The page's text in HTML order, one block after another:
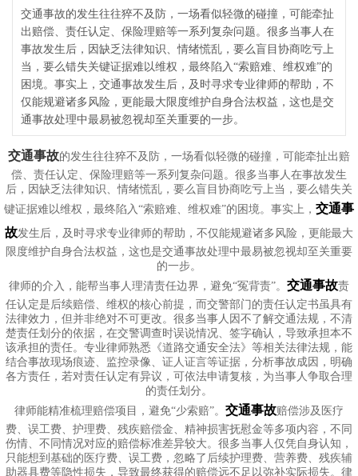
交通事故的发生往往猝不及防，一场看似轻微的碰撞，可能牵扯
出赔偿、责任认定、保险理赔等一系列复杂问题。很多当事人在
事故发生后，因缺乏法律知识、情绪慌乱，要么盲目协商吃亏上
当，要么错失关键证据难以维权，最终陷入“索赔难、维权难”的
困境。事实上，交通事故发生后，及时寻求专业律师的帮助，不
仅能规避诸多风险，更能最大限度维护自身合法权益，这也是交
通事故处理中最易被忽视却至关重要的一步。
交通事故的发生往往猝不及防，一场看似轻微的碰撞，可能牵扯出赔
偿、责任认定、保险理赔等一系列复杂问题。很多当事人在事故发生
后，因缺乏法律知识、情绪慌乱，要么盲目协商吃亏上当，要么错失关
键证据难以维权，最终陷入“索赔难、维权难”的困境。事实上， 交通事
故发生后，及时寻求专业律师的帮助，不仅能规避诸多风险，更能最大
限度维护自身合法权益，这也是交通事故处理中最易被忽视却至关重要
的一步。
律师的介入，能帮当事人理清责任边界，避免“冤背责”。 交通事故责
任认定是后续赔偿、维权的核心前提，而交警部门的责任认定书虽具有
法律效力，但并非绝对不可更改。很多当事人因不了解交通法规，不清
楚责任划分的依据，在交警调查时误说情况、签字确认，导致承担本不
该承担的责任。专业律师熟悉《道路交通安全法》等相关法律法规，能
结合事故现场痕迹、监控录像、证人证言等证据，分析事故成因，明确
各方责任，若对责任认定有异议，可依法申请复核，为当事人争取合理
的责任划分。
律师能精准梳理赔偿项目，避免“少索赔”。 交通事故赔偿涉及医疗
费、误工费、护理费、残疾赔偿金、精神损害抚慰金等多项内容，不同
伤情、不同情况对应的赔偿标准差异较大。很多当事人仅凭自身认知，
只能想到基础的医疗费、误工费，忽略了后续护理费、营养费、残疾辅
助器具费等隐性损失，导致最终获得的赔偿远不足以弥补实际损失。律